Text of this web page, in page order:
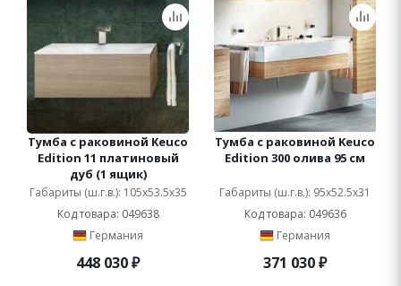
Тумба с раковиной Keuco
Edition 11 платиновый
дуб (1 ящик)
Габариты (ш.г.в.): 105x53.5x35
Код товара: 049638
Германия
448 030₽
Тумба с раковиной Keuco
Edition 300 олива 95 см
Габариты (ш.г.в.): 95x52.5x31
Код товара: 049636
Германия
371 030₽